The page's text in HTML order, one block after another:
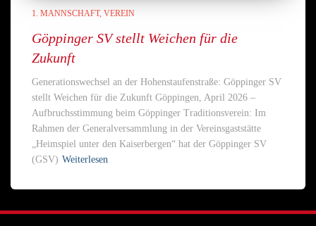
1. MANNSCHAFT VEREIN
Göppinger SV stellt Weichen für die
Zukunft
Generationswechsel an der Hohenstaufenstraße: Göppinger SV
stellt Weichen für die Zukunft Göppingen, April 2026 –
Aufbruchsstimmung beim Göppinger Traditionsverein: Im
Rahmen der Generalversammlung in der Vereinsgaststätte
„Heimspiel unter den Kaiserbergen“ hat der Göppinger SV
(GSV) Weiterlesen